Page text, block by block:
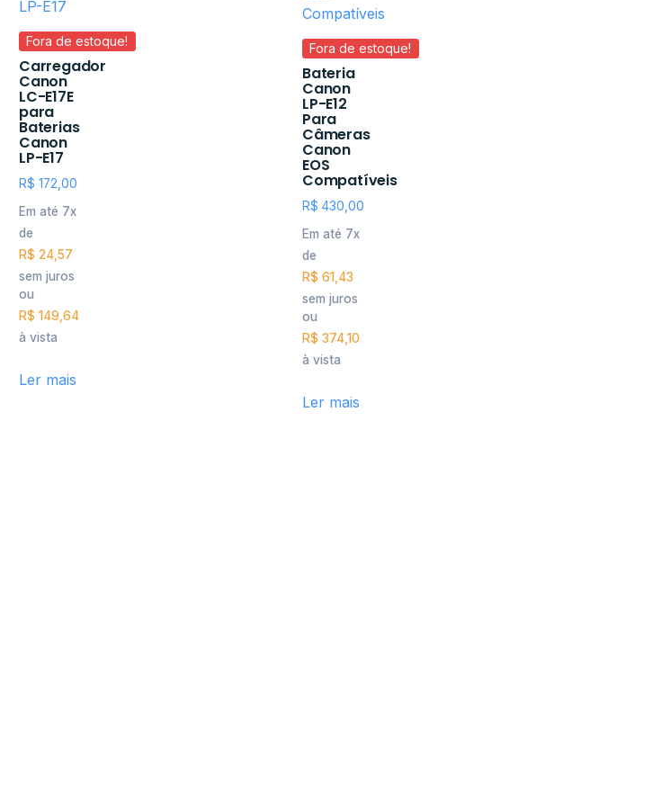
Fora de estoque!
Carregador
Canon
LC-E17E
para
Baterias
Canon
LP-E17
R$ 172,00
Em até 7x
de
R$ 24,57
sem juros
ou
R$ 149,64
à vista
Ler mais
Fora de estoque!
Bateria
Canon
LP-E12
Para
Câmeras
Canon
EOS
Compatíveis
R$ 430,00
Em até 7x
de
R$ 61,43
sem juros
ou
R$ 374,10
à vista
Ler mais